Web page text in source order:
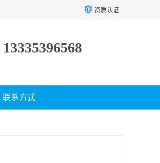
资质认证
13335396568
联系方式